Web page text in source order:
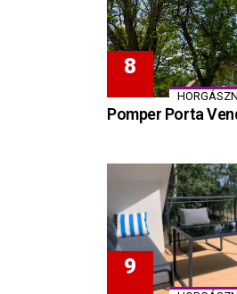
Pomper Porta